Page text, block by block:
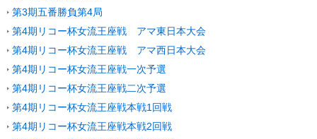
第3期五番勝負第4局
第4期リコー杯女流王座戦 アマ東日本大会
第4期リコー杯女流王座戦 アマ西日本大会
第4期リコー杯女流王座戦一次予選
第4期リコー杯女流王座戦二次予選
第4期リコー杯女流王座戦本戦1回戦
第4期リコー杯女流王座戦本戦2回戦